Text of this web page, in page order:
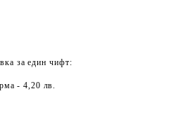
за един чифт:
- 4,20 лв.